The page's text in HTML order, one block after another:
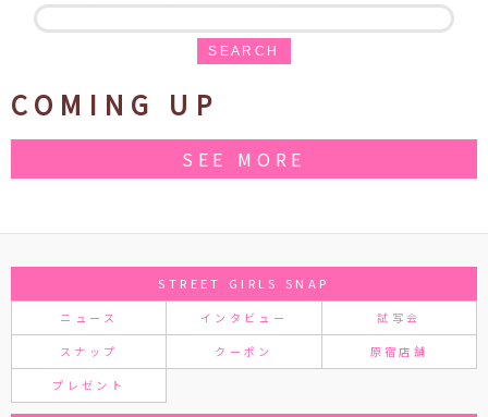
SEARCH
COMING UP
SEE MORE
STREET GIRLS SNAP
ニュース インタビュー 試写会
スナップ クーポン 原宿店舗
プレゼント